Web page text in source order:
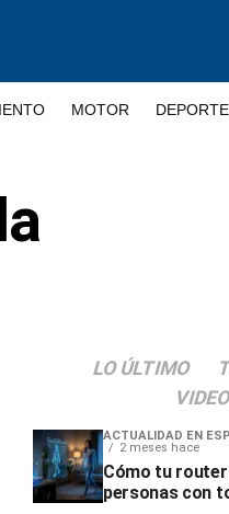
MOTOR
LO ÚLTIMO
ACTUALIDAD EN
2 meses hace
Cómo tu
personas con